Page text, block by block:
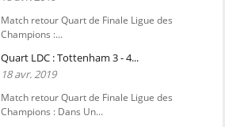
Match retour Quart de Finale Ligue des
Champions :...
Quart LDC : Tottenham 3 - 4...
18 avr. 2019
Match retour Quart de Finale Ligue des
Champions : Dans Un...